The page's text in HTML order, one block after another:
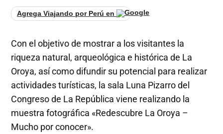
Agrega Viajando por Perú en
Con el objetivo de mostrar a los visitantes la
riqueza natural, arqueológica e histórica de La
Oroya, así como difundir su potencial para realizar
actividades turísticas, la sala Luna Pizarro del
Congreso de La República viene realizando la
muestra fotográfica «Redescubre La Oroya –
Mucho por conocer».